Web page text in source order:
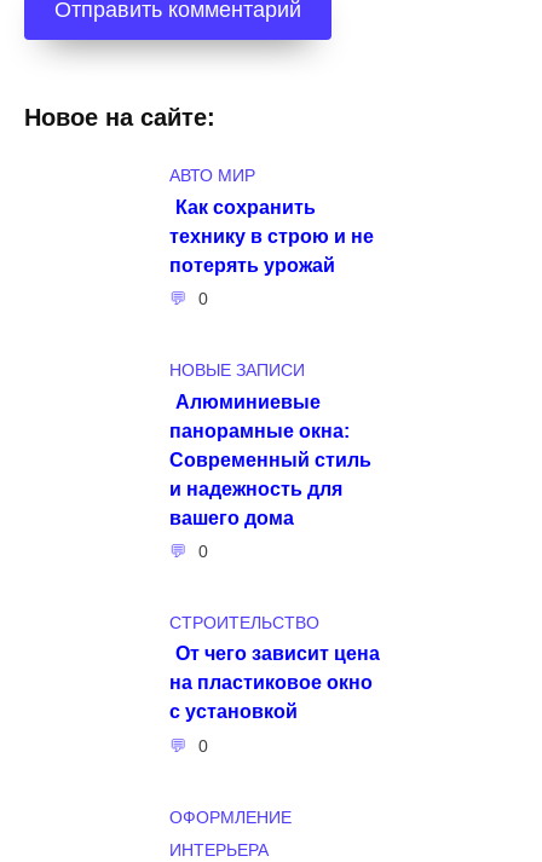
Новое на сайте:
АВТО МИР
Как сохранить
технику в строю и не
потерять урожай
0
НОВЫЕ ЗАПИСИ
Алюминиевые
панорамные окна:
Современный стиль
и надежность для
вашего дома
0
СТРОИТЕЛЬСТВО
От чего зависит цена
на пластиковое окно
с установкой
0
ОФОРМЛЕНИЕ
ИНТЕРЬЕРА